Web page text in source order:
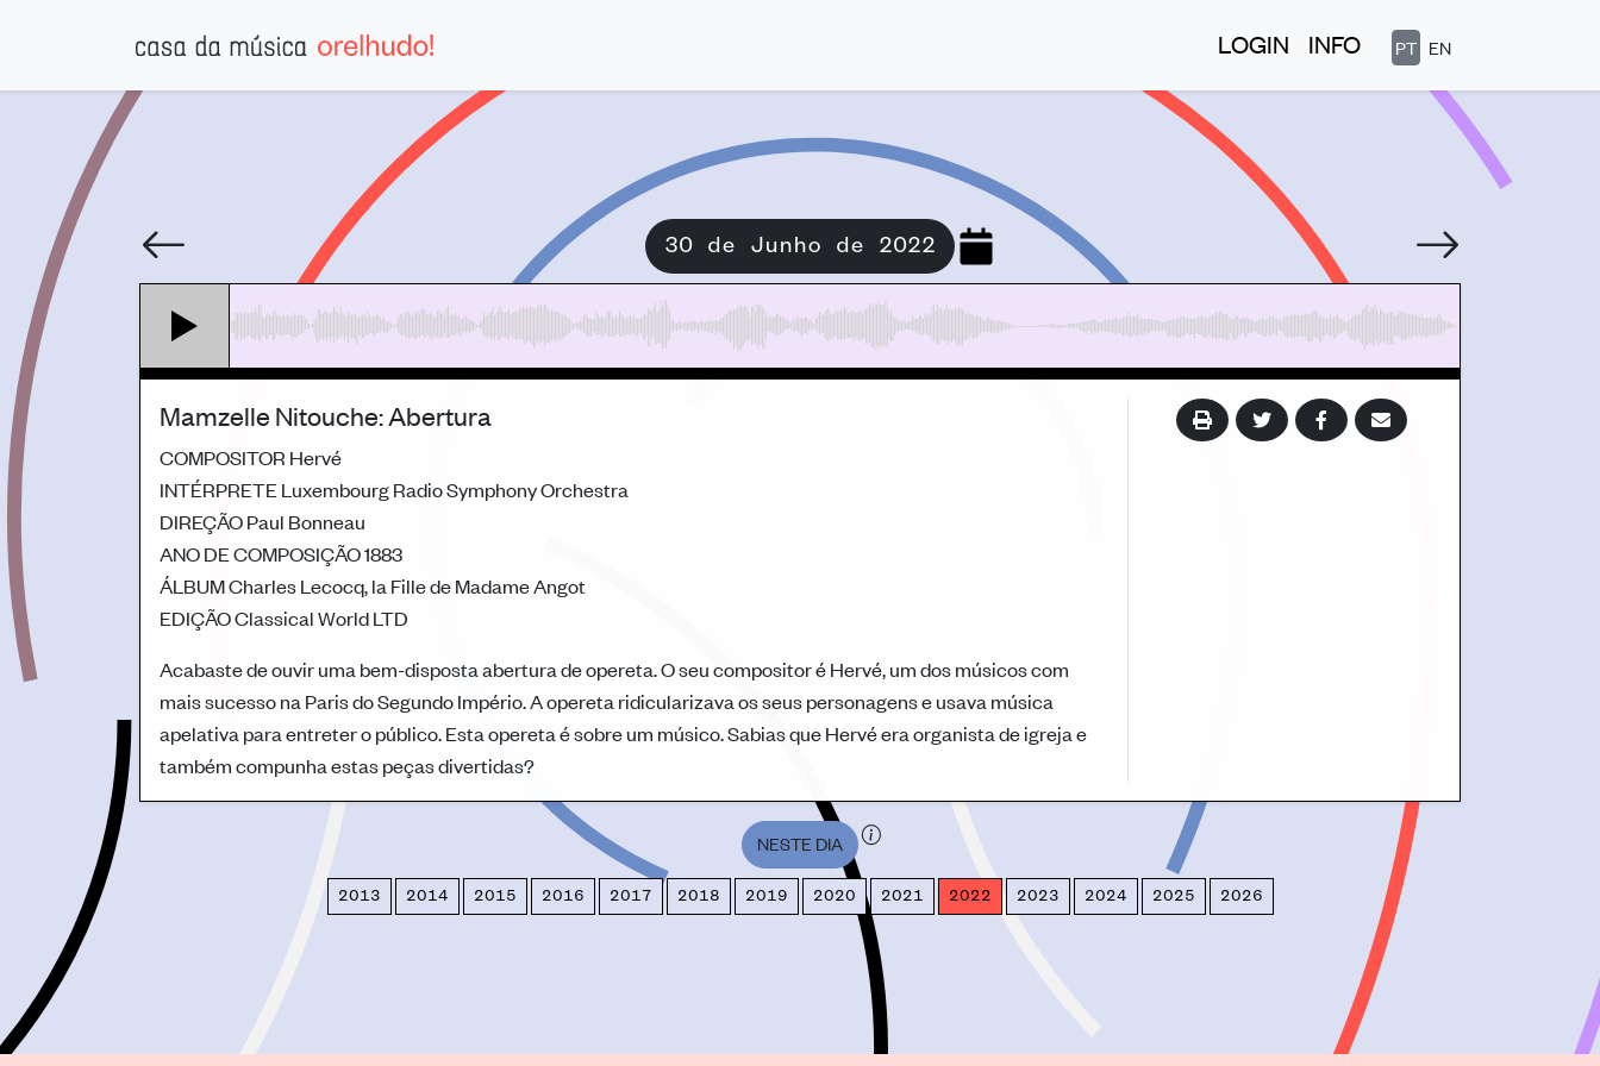
LOGIN INFO PT EN
30 de Junho de 2022
Mamzelle Nitouche: Abertura
COMPOSITOR Hervé
INTÉRPRETE Luxembourg Radio Symphony Orchestra
DIREÇÃOPaul Bonneau
ANO DE COMPOSIÇÃO1883
ÁLBUMCharles Lecocq, la Fille de Madame Angot
EDIÇÃOClassical World LTD
Acabaste de ouvir uma bem-disposta abertura de opereta. O seu compositor é Hervé, um dos músicos com
mais sucesso na Paris do Segundo Império. A opereta ridicularizava os seus personagens e usava música
apelativa para entreter o público. Esta opereta é sobre um músico. Sabias que Hervé era organista de igreja e
também compunha estas peças divertidas?
NESTE DIA
2013 2014 2015 2016 2017 2018 2019 2020 2021 2022 2023 2024 2025 2026